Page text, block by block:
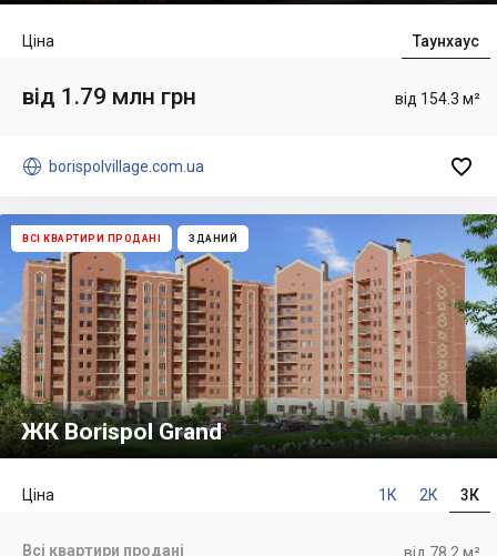
Таунхаус
Ціна
від 154.3 м²
від 1.79 млн грн
 borispolvillage.com.ua 
ВСІ КВАРТИРИ ПРОДАНІ ЗДАНИЙ
ЖК Borispol Grand
1К 2К 3К
Ціна
від 78.2 м²
Всі квартири продані